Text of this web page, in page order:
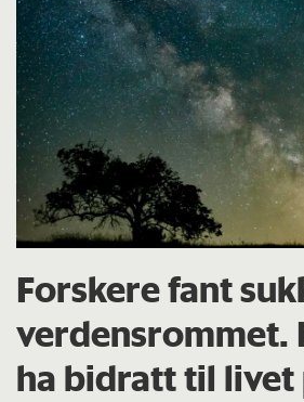
Forskere fant
verdensrommet.
ha bidratt til livet